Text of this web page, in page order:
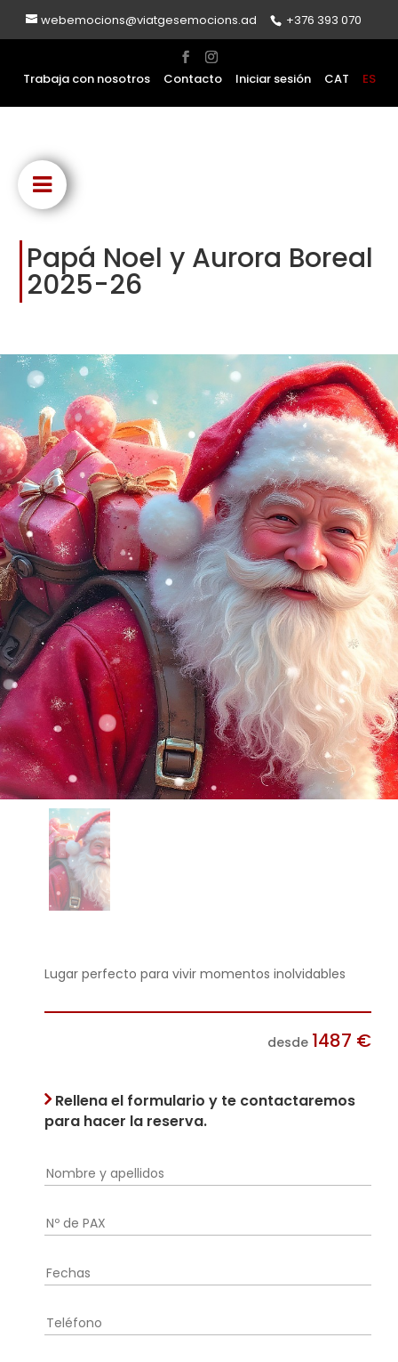
webemocions@viatgesemocions.ad +376 393 070
Trabaja con nosotros Contacto Iniciar sesión CAT ES
Papá Noel y Aurora Boreal
2025-26
Lugar perfecto para vivir momentos inolvidables
desde 1487 €
Rellena el formulario y te contactaremos
para hacer la reserva.